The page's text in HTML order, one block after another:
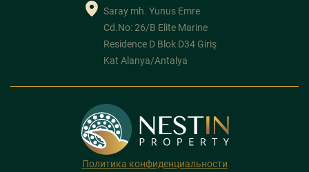
Saray mh. Yunus Emre
Cd.No: 26/B Elite Marine
Residence D Blok D34 Giriş
Kat Alanya/Antalya
Политика конфиденциальности